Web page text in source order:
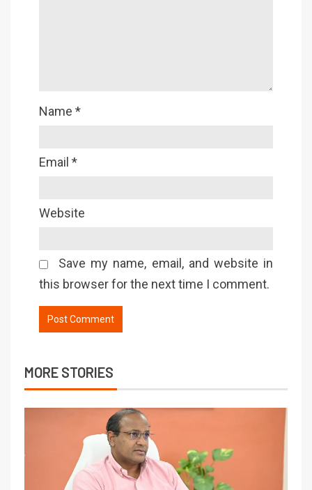
Name *
Email *
Website
Save my name, email, and website in
this browser for the next time I comment.
MORE STORIES